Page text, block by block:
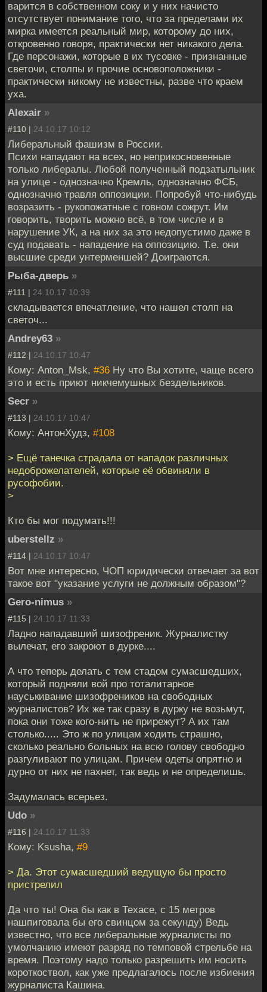
варится в собственном соку и у них начисто
отсутствует понимание того, что за пределами их
мирка имеется реальный мир, которому до них,
откровенно говоря, практически нет никакого дела.
Где персонажи, которые в их тусовке - признанные
светочи, столпы и прочие основоположники -
практически никому не известны, разве что краем
уха.
Alexair »
#110 | 24.10.17 10:12
Либеральный фашизм в России.
Психи нападают на всех, но неприкосновенные
только либералы. Любой полученный подзатыльник
на улице - однозначно Кремль, однозначно ФСБ,
однозначно травля оппозиции. Попробуй что-нибудь
возразить - рукопожатные с говном сожрут. Им
говорить, творить можно всё, в том числе и в
нарушение УК, а на них за это недопустимо даже в
суд подавать - нападение на оппозицию. Т.е. они
высшие среди унтерменшей? Доиграются.
Рыба-дверь »
#111 | 24.10.17 10:39
складывается впечатление, что нашел столп на
светоч...
Andrey63 »
#112 | 24.10.17 10:47
Кому: Anton_Msk, #36 Ну что Вы хотите, чаще всего
это и есть приют никчемушных бездельников.
Secr »
#113 | 24.10.17 10:47
Кому: АнтонХудз, #108
> Ещё танечка страдала от нападок различных
недоброжелателей, которые её обвиняли в
русофобии.
>
Кто бы мог подумать!!!
uberstellz »
#114 | 24.10.17 10:47
Вот мне интересно, ЧОП юридически отвечает за вот
такое вот "указание услуги не должным образом"?
Gero-nimus »
#115 | 24.10.17 11:33
Ладно нападавший шизофреник. Журналистку
вылечат, его закроют в дурке....
А что теперь делать с тем стадом сумасшедших,
который подняли вой про тоталитарное
науськивание шизофреников на свободных
журналистов? Их же так сразу в дурку не возьмут,
пока они тоже кого-нить не прирежут? А их там
столько..... Это ж по улицам ходить страшно,
сколько реально больных на всю голову свободно
разгуливают по улицам. Причем одеты опрятно и
дурно от них не пахнет, так ведь и не определишь.
Задумалась всерьез.
Udo »
#116 | 24.10.17 11:33
Кому: Ksusha, #9
> Да. Этот сумасшедший ведущую бы просто
пристрелил
Да что ты! Она бы как в Техасе, с 15 метров
нашпиговала бы его свинцом за секунду) Ведь
известно, что все либеральные журналисты по
умолчанию имеют разряд по темповой стрельбе на
время. Поэтому надо только разрешить им носить
короткоствол, как уже предлагалось после избиения
журналиста Кашина.